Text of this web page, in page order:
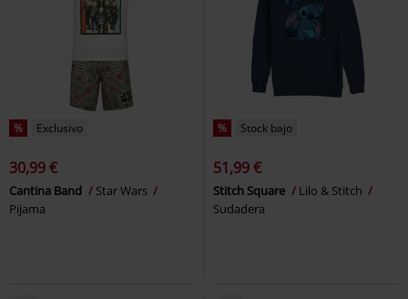
% Exclusivo
30,99 €
Cantina Band
Star Wars
Pijama
% Stock bajo
51,99 €
Stitch Square
Lilo & Stitch
Sudadera